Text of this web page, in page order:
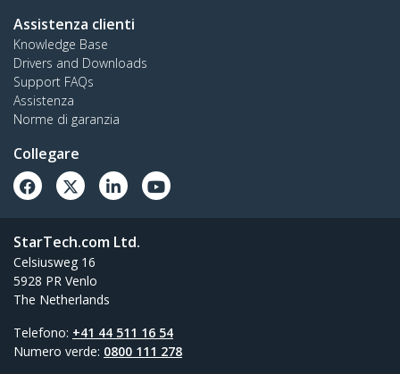
Assistenza clienti
Knowledge Base
Drivers and Downloads
Support FAQs
Assistenza
Norme di garanzia
Collegare
StarTech.com Ltd.
Celsiusweg 16
5928 PR Venlo
The Netherlands
Telefono: +41 44 511 16 54
Numero verde: 0800 111 278